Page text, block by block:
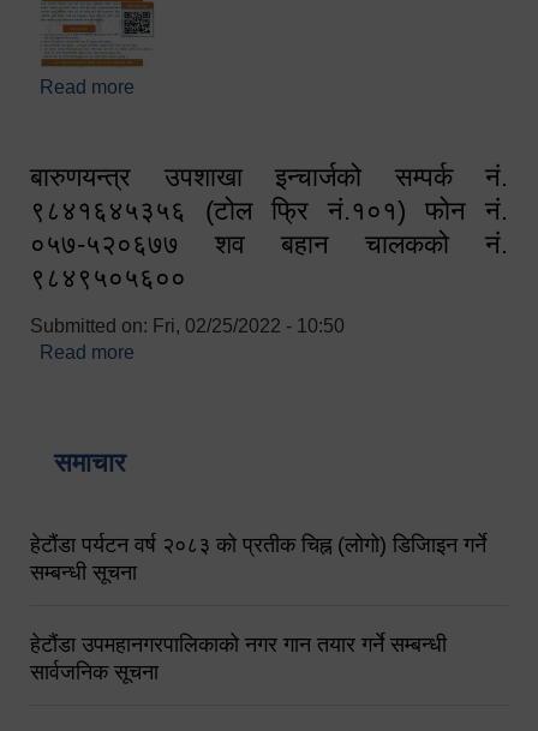
Read more
बारुणयन्त्र उपशाखा इन्चार्जको सम्पर्क नं.
९८४१६४५३५६ (टोल फ्रि नं.१०१) फोन नं.
०५७-५२०६७७ शव बहान चालकको नं.
९८४९५०५६००
Submitted on: Fri, 02/25/2022 - 10:50
Read more
समाचार
हेटौंडा पर्यटन वर्ष २०८३ को प्रतीक चिह्न (लोगो) डिजिाइन गर्ने
सम्बन्धी सूचना
हेटौंडा उपमहानगरपालिकाको नगर गान तयार गर्ने सम्बन्धी
सार्वजनिक सूचना